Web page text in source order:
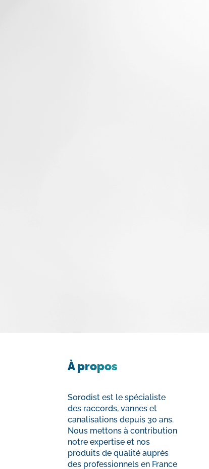
À propos
Sorodist est le spécialiste
des raccords, vannes et
canalisations depuis 30 ans.
Nous mettons à contribution
notre expertise et nos
produits de qualité auprès
des professionnels en France